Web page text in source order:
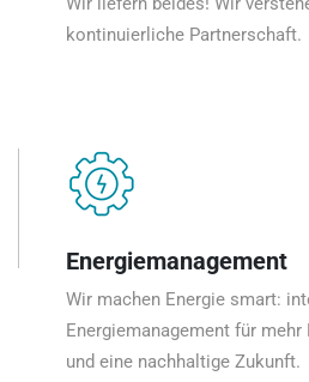
kontinuierliche Partnerschaft.
Energiemanagement
Wir machen Energie smart:
Energiemanagement für
und eine nachhaltige Zukunft.